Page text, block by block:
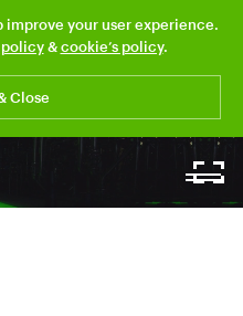
improve your user experience.
&cookie’s policy.
Close